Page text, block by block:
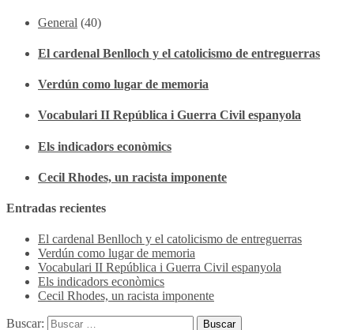
General (40)
El cardenal Benlloch y el catolicismo de entreguerras
Verdún como lugar de memoria
Vocabulari II República i Guerra Civil espanyola
Els indicadors econòmics
Cecil Rhodes, un racista imponente
Entradas recientes
El cardenal Benlloch y el catolicismo de entreguerras
Verdún como lugar de memoria
Vocabulari II República i Guerra Civil espanyola
Els indicadors econòmics
Cecil Rhodes, un racista imponente
Buscar: